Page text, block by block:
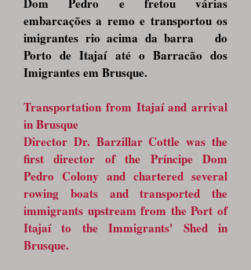
embarcações a remo e transportou os
imigrantes rio acima da barra do
Porto de Itajaí até o Barracão dos
Imigrantes em Brusque.
Transportation from Itajaí and arrival
in Brusque
Director Dr. Barzillar Cottle was the
first director of the Príncipe Dom
Pedro Colony and chartered several
rowing boats and transported the
immigrants upstream from the Port of
Itajaí to the Immigrants' Shed in
Brusque.